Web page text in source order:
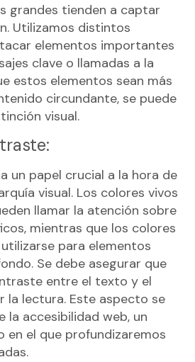
grandes tienden a captar
Utilizamos distintos
elementos importantes
clave o llamadas a la
estos elementos sean más
circundante, se puede
visual.
un papel crucial a la hora de
visual. Los colores vivos
llamar la atención sobre
mientras que los colores
para elementos
Se debe asegurar que
entre el texto y el
la lectura. Este aspecto se
la accesibilidad web, un
en el que profundizaremos